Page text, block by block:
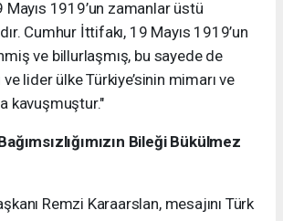
Mayıs 1919’un zamanlar üstü
Cumhur İttifakı, 19 Mayıs 1919’un
ve billurlaşmış, bu sayede de
lider ülke Türkiye’sinin mimarı ve
kavuşmuştur."
Bileği Bükülmez
Remzi Karaarslan, mesajını Türk